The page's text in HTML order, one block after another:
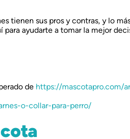
tienen sus pros y contras, y lo
para ayudarte a tomar la mejor
de https://mascotapro.com/
o-collar-para-perro/